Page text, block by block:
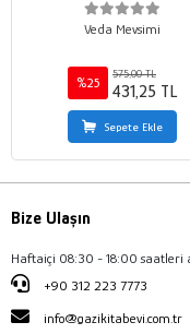
Veda Mevsimi
%25
575,00 TL
431,25 TL
Sepete Ekle
Bize Ulaşın
Haftaiçi 08:30 - 18:00 saatleri
+90 312 223 7773
info@gazikitabevi.com.tr